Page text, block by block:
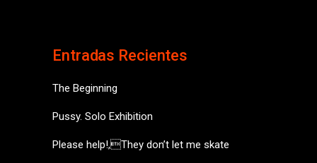
Entradas Recientes
The Beginning
Pussy. Solo Exhibition
Please help!,They don’t let me skate